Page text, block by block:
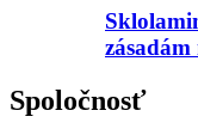
Spoločnosť